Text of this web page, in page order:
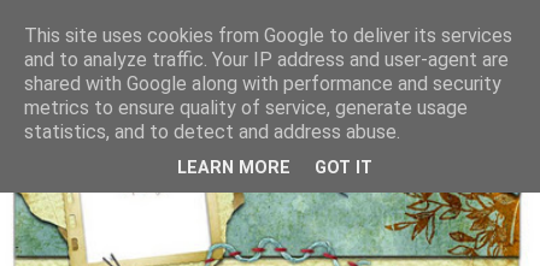
This site uses cookies from Google to deliver its services
and to analyze traffic. Your IP address and user-agent are
shared with Google along with performance and security
metrics to ensure quality of service, generate usage
statistics, and to detect and address abuse.
LEARN MORE GOT IT